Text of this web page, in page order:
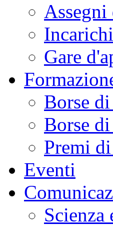
Assegni
Gare
Borse
Borse
Premi
Eventi
Scienza